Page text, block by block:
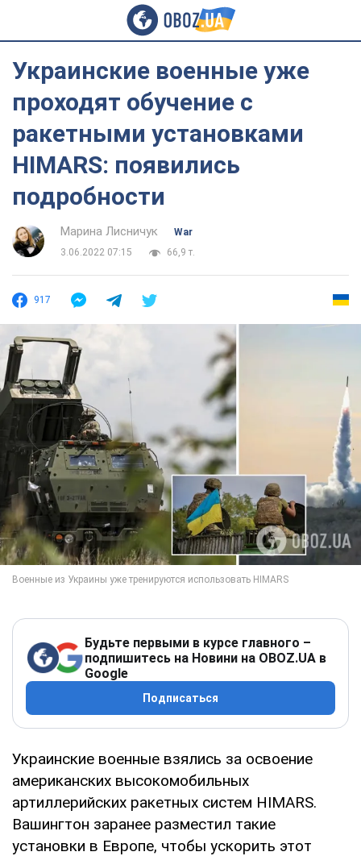
Украинские военные уже
проходят обучение с
ракетными установками
HIMARS: появились
подробности
Марина Лисничук
War
3.06.2022 07:15
66,9 т.
917
Будьте первыми в курсе главного –
подпишитесь на Новини на OBOZ.UA в
Google
Подписаться
Украинские военные взялись за освоение
американских высокомобильных
артиллерийских ракетных систем HIMARS.
Вашингтон заранее разместил такие
установки в Европе, чтобы ускорить этот